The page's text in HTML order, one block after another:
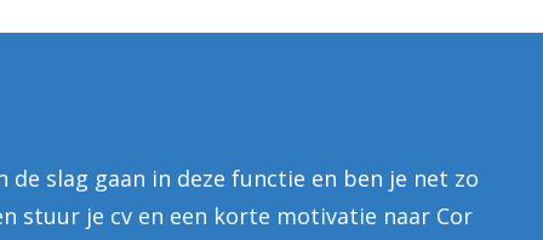
slag gaan in deze functie en ben je net zo
stuur je cv en een korte motivatie naar Cor